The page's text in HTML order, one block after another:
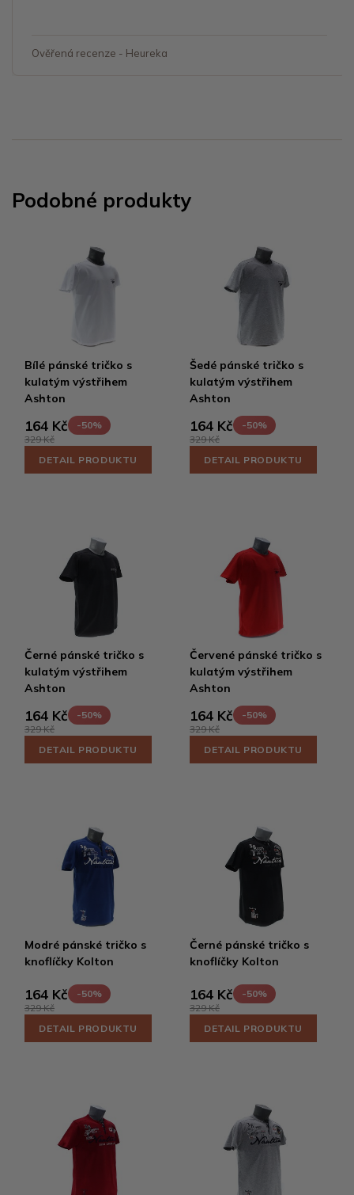
Ověřená recenze - Heureka
Podobné produkty
Bílé pánské tričko s
kulatým výstřihem
Ashton
164 Kč
-50%
329 Kč
DETAIL PRODUKTU
Šedé pánské tričko s
kulatým výstřihem
Ashton
164 Kč
-50%
329 Kč
DETAIL PRODUKTU
Černé pánské tričko s
kulatým výstřihem
Ashton
164 Kč
-50%
329 Kč
DETAIL PRODUKTU
Červené pánské tričko s
kulatým výstřihem
Ashton
164 Kč
-50%
329 Kč
DETAIL PRODUKTU
Modré pánské tričko s
knoflíčky Kolton
164 Kč
-50%
329 Kč
DETAIL PRODUKTU
Černé pánské tričko s
knoflíčky Kolton
164 Kč
-50%
329 Kč
DETAIL PRODUKTU